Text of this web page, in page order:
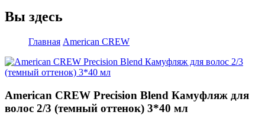
Вы здесь
Главная American CREW
American CREW Precision Blend Камуфляж для
волос 2/3 (темный оттенок) 3*40 мл